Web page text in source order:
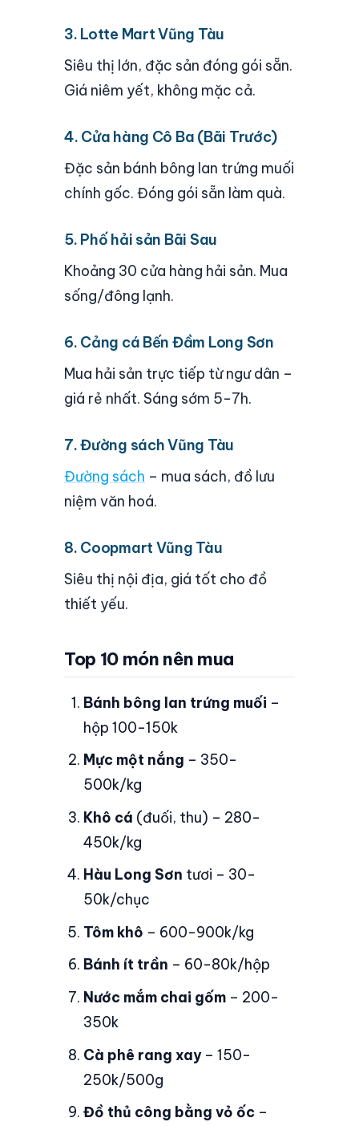
3. Lotte Mart Vũng Tàu
Siêu thị lớn, đặc sản đóng gói sẵn.
Giá niêm yết, không mặc cả.
4. Cửa hàng Cô Ba (Bãi Trước)
Đặc sản bánh bông lan trứng muối
chính gốc. Đóng gói sẵn làm quà.
5. Phố hải sản Bãi Sau
Khoảng 30 cửa hàng hải sản. Mua
sống/đông lạnh.
6. Cảng cá Bến Đầm Long Sơn
Mua hải sản trực tiếp từ ngư dân –
giá rẻ nhất. Sáng sớm 5-7h.
7. Đường sách Vũng Tàu
Đường sách – mua sách, đồ lưu
niệm văn hoá.
8. Coopmart Vũng Tàu
Siêu thị nội địa, giá tốt cho đồ
thiết yếu.
Top 10 món nên mua
Bánh bông lan trứng muối –
hộp 100-150k
Mực một nắng – 350-
500k/kg
Khô cá (đuối, thu) – 280-
450k/kg
Hàu Long Sơn tươi – 30-
50k/chục
Tôm khô – 600-900k/kg
Bánh ít trần – 60-80k/hộp
Nước mắm chai gốm – 200-
350k
Cà phê rang xay– 150-
250k/500g
Đồ thủ công bằng vỏ ốc –